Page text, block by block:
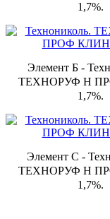
1,7%.
Элемент Б -
ТЕХНОРУФ Н
1,7%.
Элемент С -
ТЕХНОРУФ Н
1,7%.